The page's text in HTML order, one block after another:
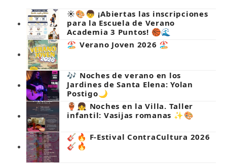
☀️🎨👦 ¡Abiertas las inscripciones
para la Escuela de Verano
Academia 3 Puntos! 🏀🌊
🏖️ Verano Joven 2026 🏖️
🎶 Noches de verano en los
Jardines de Santa Elena: Yolan
Postigo🌙
🏺👧 Noches en la Villa. Taller
infantil: Vasijas romanas ✨🎨
🎸🔥 F-Estival ContraCultura 2026
🎸🔥